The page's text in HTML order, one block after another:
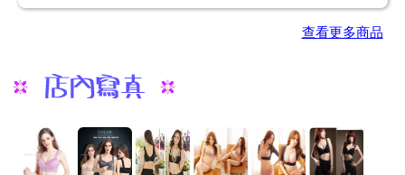
查看更多商品